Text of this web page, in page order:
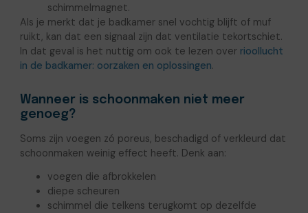
schimmelmagnet.
Als je merkt dat je badkamer snel vochtig blijft of muf
ruikt, kan dat een signaal zijn dat ventilatie tekortschiet.
In dat geval is het nuttig om ook te lezen over rioollucht
in de badkamer: oorzaken en oplossingen.
Wanneer is schoonmaken niet meer
genoeg?
Soms zijn voegen zó poreus, beschadigd of verkleurd dat
schoonmaken weinig effect heeft. Denk aan:
voegen die afbrokkelen
diepe scheuren
schimmel die telkens terugkomt op dezelfde